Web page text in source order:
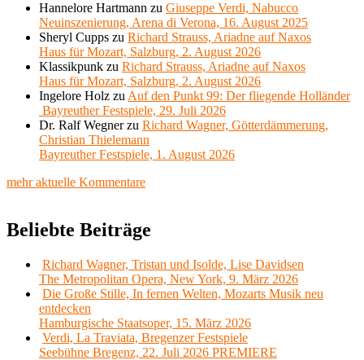
Hannelore Hartmann zu Giuseppe Verdi, Nabucco
Neuinszenierung, Arena di Verona, 16. August 2025
Sheryl Cupps zu Richard Strauss, Ariadne auf Naxos
Haus für Mozart, Salzburg, 2. August 2026
Klassikpunk zu Richard Strauss, Ariadne auf Naxos
Haus für Mozart, Salzburg, 2. August 2026
Ingelore Holz zu Auf den Punkt 99: Der fliegende Holländer
Bayreuther Festspiele, 29. Juli 2026
Dr. Ralf Wegnerzu Richard Wagner, Götterdämmerung,
Christian Thielemann
Bayreuther Festspiele, 1. August 2026
mehr aktuelle Kommentare
Beliebte Beiträge
Richard Wagner, Tristan und Isolde, Lise Davidsen
The Metropolitan Opera, New York, 9. März 2026
Die Große Stille, In fernen Welten, Mozarts Musik neu
entdecken
Hamburgische Staatsoper, 15. März 2026
Verdi, La Traviata, Bregenzer Festspiele
Seebühne Bregenz, 22. Juli 2026 PREMIERE